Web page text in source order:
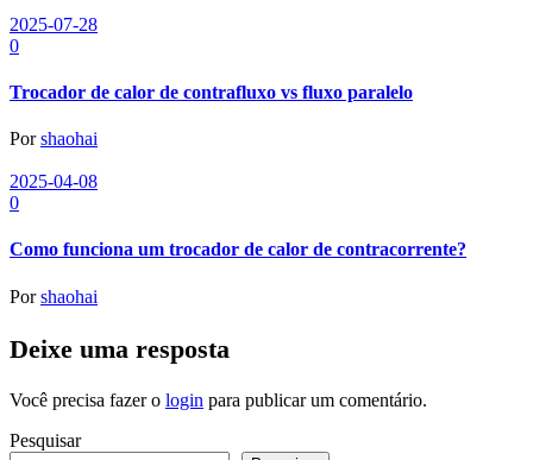
2025-07-28
0
Trocador de calor de contrafluxo vs fluxo paralelo
Porshaohai
2025-04-08
0
Como funciona um trocador de calor de contracorrente?
Porshaohai
Deixe uma resposta
Você precisa fazer o login para publicar um comentário.
Pesquisar